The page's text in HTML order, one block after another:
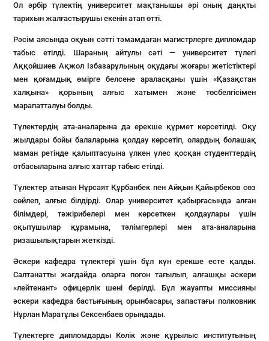
Ол әрбір түлектің университет мақтанышы әрі оның даңқты
тарихын жалғастырушы екенін атап өтті.
Рәсім аясында оқуын сәтті тәмамдаған магистрлерге дипломдар
табыс етілді. Шараның айтулы сәті — университет түлегі
Аққойшиев Ақжол Ізбазарұлының оқудағы жоғары жетістіктері
мен қоғамдық өмірге белсене араласқаны үшін «Қазақстан
халқына» қорының алғыс хатымен және төсбелгісімен
марапатталуы болды.
Түлектердің ата-аналарына да ерекше құрмет көрсетілді. Оқу
жылдары бойы балаларына қолдау көрсетіп, олардың болашақ
маман ретінде қалыптасуына үлкен үлес қосқан студенттердің
отбасыларына алғыс хаттар табыс етілді.
Түлектер атынан Нұрсаят Құрбанбек пен Айқын Қайырбеков сөз
сөйлеп, алғыс білдірді. Олар университет қабырғасында алған
білімдері, тәжірибелері мен көрсеткен қолдаулары үшін
оқытушылар құрамына, тәлімгерлері мен ата-аналарына
ризашылықтарын жеткізді.
Әскери кафедра түлектері үшін бұл күн ерекше есте қалды.
Салтанатты жағдайда оларға погон тағылып, алғашқы әскери
«лейтенант» офицерлік шені берілді. Бұл жауапты миссияны
әскери кафедра бастығының орынбасары, запастағы полковник
Нұрлан Маратұлы Сексенбаев орындады.
Түлектерге дипломдарды Көлік және құрылыс институтының